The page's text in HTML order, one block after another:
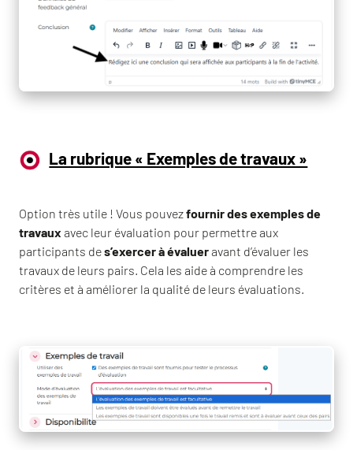
La rubrique « Exemples de travaux »
Option très utile ! Vous pouvezfournir des exemples de
travaux avec leur évaluation pour permettre aux
participants des’exercer à évalueravant d’évaluer les
travaux de leurs pairs. Cela les aide à comprendre les
critères et à améliorer la qualité de leurs évaluations.